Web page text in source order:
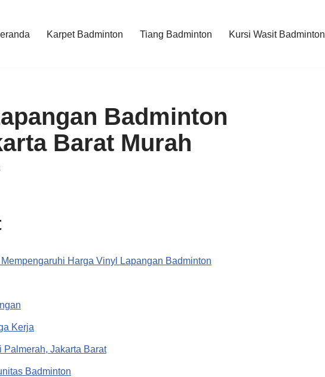
Karpet Badminton Tiang Badminton Kursi Wasit Badminton
Badminton
Barat Murah
Harga Vinyl Lapangan Badminton
Kerja
Jakarta Barat
Badminton